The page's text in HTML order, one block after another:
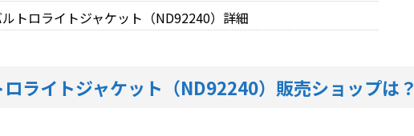
ルトロライトジャケット（ND92240）詳細
ライトジャケット（ND92240）販売ショップは？